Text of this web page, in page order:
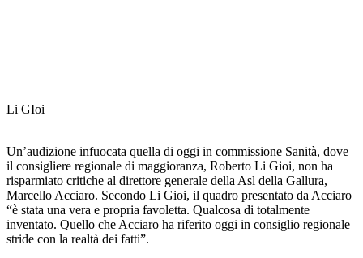
Li GIoi
Un’audizione infuocata quella di oggi in commissione Sanità, dove
il consigliere regionale di maggioranza, Roberto Li Gioi, non ha
risparmiato critiche al direttore generale della Asl della Gallura,
Marcello Acciaro. Secondo Li Gioi, il quadro presentato da Acciaro
“è stata una vera e propria favoletta. Qualcosa di totalmente
inventato. Quello che Acciaro ha riferito oggi in consiglio regionale
stride con la realtà dei fatti”.